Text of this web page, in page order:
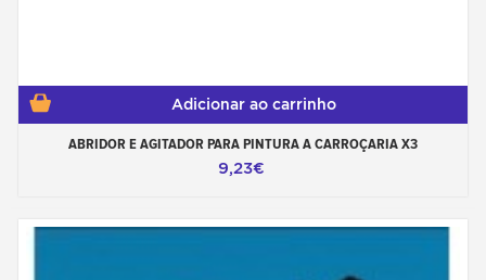
Adicionar ao carrinho
ABRIDOR E AGITADOR PARA PINTURA A CARROÇARIA X3
9,23€